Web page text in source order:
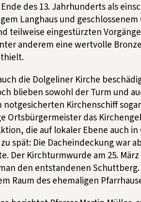
des 13. Jahrhunderts als
Langhaus und geschlossenem
teilweise eingestürzten
anderem eine wertvolle
die Dolgeliner Kirche
blieben sowohl der Turm und
notgesicherten Kirchenschiff
Ortsbürgermeister das
die auf lokaler Ebene auch
spät: Die Dacheindeckung war
Der Kirchturmwurde am 25.
den entstandenen
Raum des ehemaligen